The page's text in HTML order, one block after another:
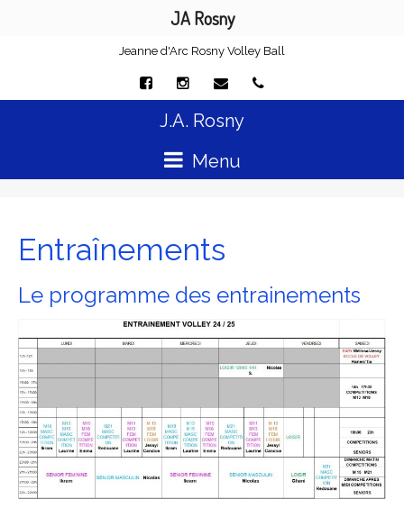
Jeanne d'Arc Rosny Volley Ball
J.A. Rosny
Menu
Entraînements
Le programme des entrainements
JA Rosny